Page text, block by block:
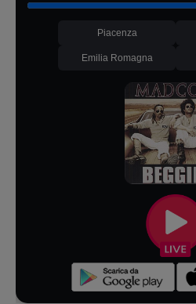
Piacenza
Emilia Romagna